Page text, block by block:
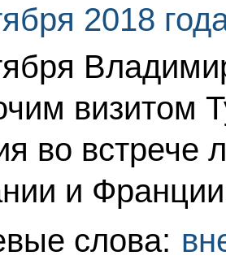
2018
визитом
во встрече
и
слова: